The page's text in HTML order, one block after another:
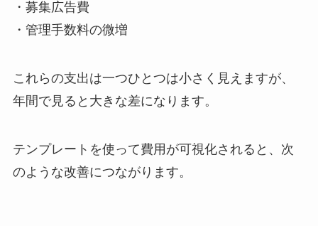
・募集広告費
・管理手数料の微増
これらの支出は一つひとつは小さく見えますが、
年間で見ると大きな差になります。
テンプレートを使って費用が可視化されると、次
のような改善につながります。